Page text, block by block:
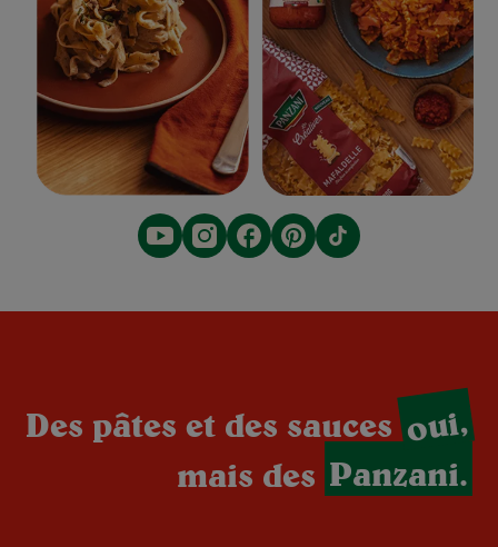
Des pâtes et des saucesoui,
mais des Panzani.